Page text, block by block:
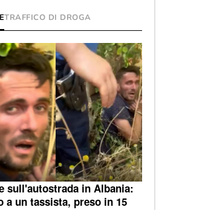
TRAFFICO DI DROGA
sull'autostrada in Albania:
a un tassista, preso in 15